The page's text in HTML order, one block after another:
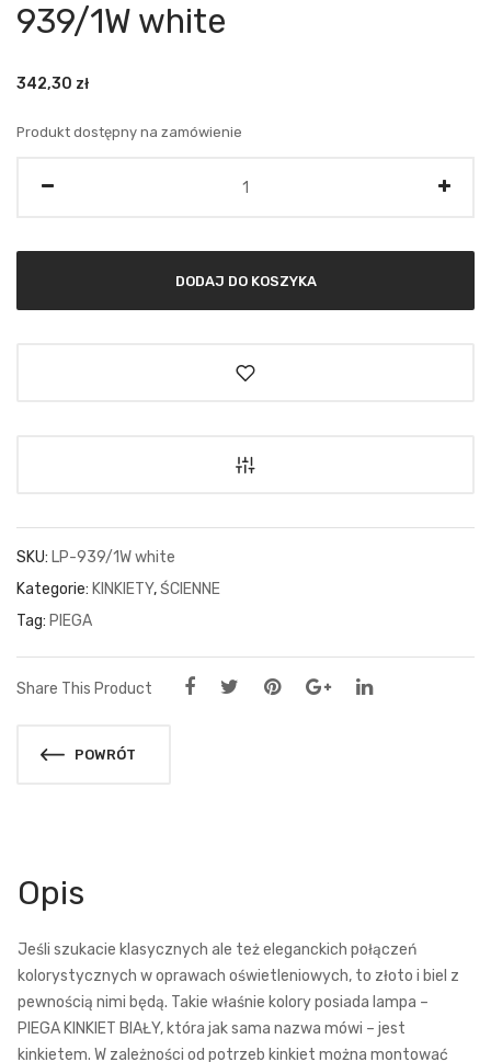
939/1W white
342,30 zł
Produkt dostępny na zamówienie
DODAJ DO KOSZYKA
SKU: LP-939/1W white
Kategorie: KINKIETY,ŚCIENNE
Tag: PIEGA
Share This Product
POWRÓT
Opis
Jeśli szukacie klasycznych ale też eleganckich połączeń
kolorystycznych w oprawach oświetleniowych, to złoto i biel z
pewnością nimi będą. Takie właśnie kolory posiada lampa –
PIEGA KINKIET BIAŁY, która jak sama nazwa mówi – jest
kinkietem. W zależności od potrzeb kinkiet można montować